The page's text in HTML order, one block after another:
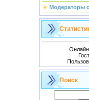
Модераторы
Онлайн
Поиск